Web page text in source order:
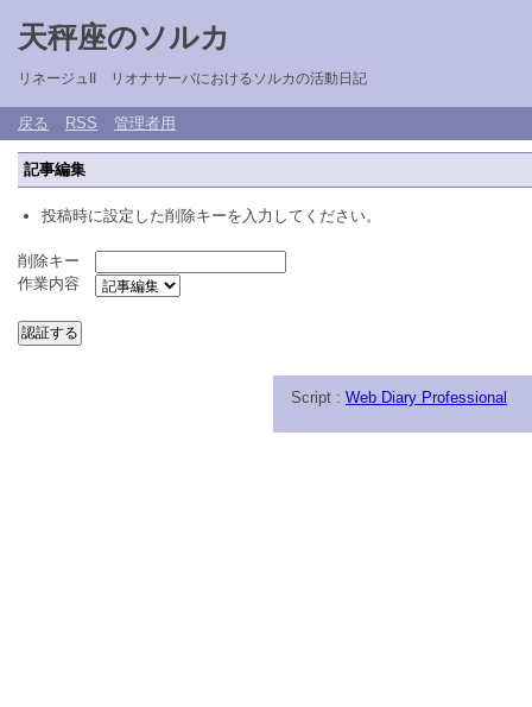
天秤座のソルカ
リネージュII リオナサーバにおけるソルカの活動日記
戻る RSS 管理者用
記事編集
投稿時に設定した削除キーを入力してください。
削除キー
作業内容
Script : Web Diary Professional